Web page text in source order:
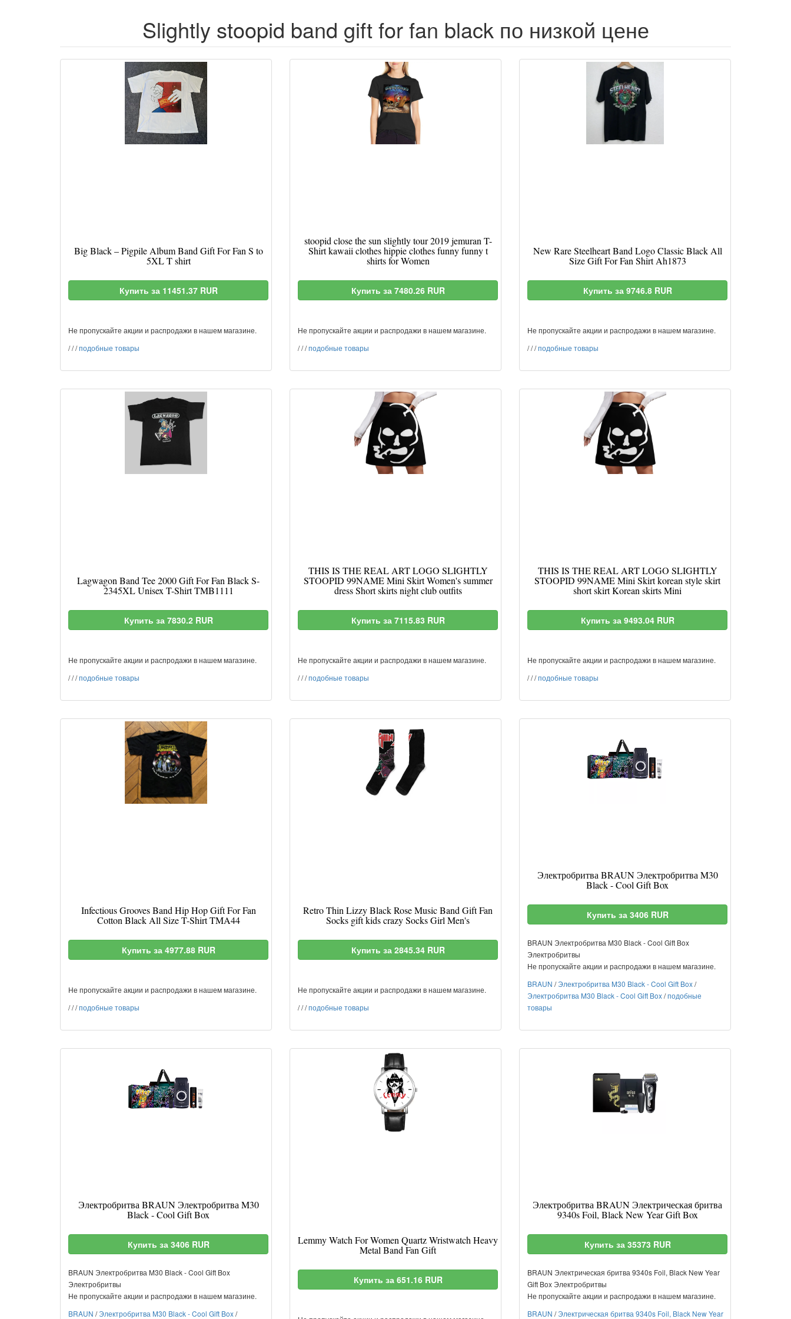
Slightly stoopid band gift for fan black по низкой цене
Big Black – Pigpile Album Band Gift For Fan S to
5XL T shirt
Купить за 11451.37 RUR
Не пропускайте акции и распродажи в нашем магазине.
///подобные товары
stoopid close the sun slightly tour 2019 jemuran T-
Shirt kawaii clothes hippie clothes funny funny t
shirts for Women
Купить за 7480.26 RUR
Не пропускайте акции и распродажи в нашем магазине.
///подобные товары
New Rare Steelheart Band Logo Classic Black All
Size Gift For Fan Shirt Ah1873
Купить за 9746.8 RUR
Не пропускайте акции и распродажи в нашем магазине.
///подобные товары
Lagwagon Band Tee 2000 Gift For Fan Black S-
2345XL Unisex T-Shirt TMB1111
Купить за 7830.2 RUR
Не пропускайте акции и распродажи в нашем магазине.
///подобные товары
THIS IS THE REAL ART LOGO SLIGHTLY
STOOPID 99NAME Mini Skirt Women's summer
dress Short skirts night club outfits
Купить за 7115.83 RUR
Не пропускайте акции и распродажи в нашем магазине.
///подобные товары
THIS IS THE REAL ART LOGO SLIGHTLY
STOOPID 99NAME Mini Skirt korean style skirt
short skirt Korean skirts Mini
Купить за 9493.04 RUR
Не пропускайте акции и распродажи в нашем магазине.
///подобные товары
Infectious Grooves Band Hip Hop Gift For Fan
Cotton Black All Size T-Shirt TMA44
Купить за 4977.88 RUR
Не пропускайте акции и распродажи в нашем магазине.
///подобные товары
Retro Thin Lizzy Black Rose Music Band Gift Fan
Socks gift kids crazy Socks Girl Men's
Купить за 2845.34 RUR
Не пропускайте акции и распродажи в нашем магазине.
///подобные товары
Электробритва BRAUN Электробритва M30
Black - Cool Gift Box
Купить за 3406 RUR
BRAUN Электробритва M30 Black - Cool Gift Box
Электробритвы
Не пропускайте акции и распродажи в нашем магазине.
BRAUN /Электробритва M30 Black - Cool Gift Box/
Электробритва M30 Black - Cool Gift Box/подобные
товары
Электробритва BRAUN Электробритва M30
Black - Cool Gift Box
Купить за 3406 RUR
BRAUN Электробритва M30 Black - Cool Gift Box
Электробритвы
Не пропускайте акции и распродажи в нашем магазине.
BRAUN /Электробритва M30 Black - Cool Gift Box/
Lemmy Watch For Women Quartz Wristwatch Heavy
Metal Band Fan Gift
Купить за 651.16 RUR
Электробритва BRAUN Электрическая бритва
9340s Foil, Black New Year Gift Box
Купить за 35373 RUR
BRAUN Электрическая бритва 9340s Foil, Black New Year
Gift Box Электробритвы
Не пропускайте акции и распродажи в нашем магазине.
BRAUN /Электрическая бритва 9340s Foil, Black New Year